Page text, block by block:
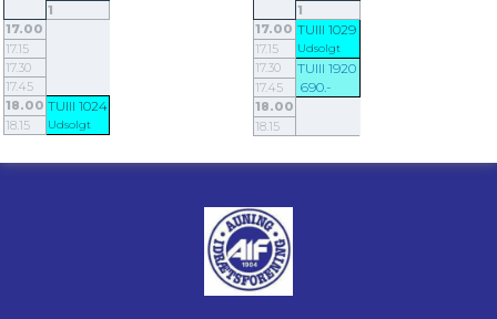
1
17.00
17.15
17.30
17.45
18.00 TUIII 1024
18.15 Udsolgt
1
17.00 TUIII 1029
17.15 Udsolgt
17.30 TUIII 1920
17.45 690.-
18.00
18.15